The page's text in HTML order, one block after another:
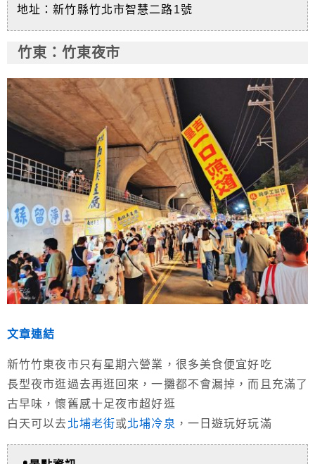
地址：新竹縣竹北市智慧二路1號
竹東 ：竹東夜市
文章連結
新竹竹東夜市只有星期六營業，很多美食便宜好吃
長型夜市逛過去再逛回來，一攤都不會漏掉，而且充滿了
古早味，懷舊感十足夜市超好逛
白天可以去北埔老街或北埔冷泉 ，一日遊玩好玩滿